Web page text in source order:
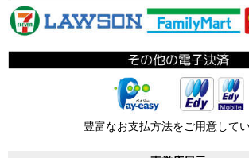
豊富なお支払方法をご用意して